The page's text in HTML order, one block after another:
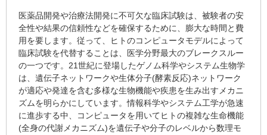
医薬品開発や治療法開発に不可欠な臨床試験は、被験者の安
全性や結果の信頼性などを確保するために、膨大な時間と費
用を要します。従って、ヒトのコンピュータモデルによって
臨床試験を代替することは、医学分野最大のブレークスルー
の一つです。21世紀に登場したゲノム科学やシステム生物学
は、遺伝子ネットワークや生体分子(酵素反応)ネットワーク
が適応や発達を含む多様な生物機能や疾患を生み出すメカニ
ズムを明らかにしています。情報科学やシステム工学が急速
に進歩する中、コンピュータを用いてヒトの複雑な生命機能
(全身の代謝メカニズム)を遺伝子や分子のレベルから数理モ